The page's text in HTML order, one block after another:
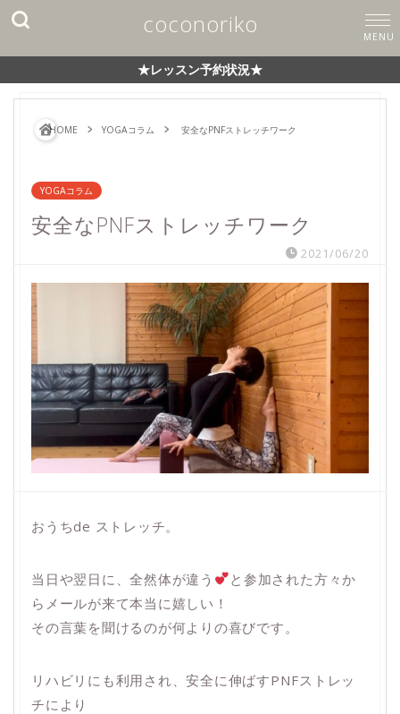
coconoriko
★レッスン予約状況★
HOME YOGAコラム 安全なPNFストレッチワーク
YOGAコラム
安全なPNFストレッチワーク
2021/06/20
おうちde ストレッチ。
当日や翌日に、全然体が違う
と参加された方々か
らメールが来て本当に嬉しい！
その言葉を聞けるのが何よりの喜びです。
リハビリにも利用され、安全に伸ばすPNFストレッ
チにより